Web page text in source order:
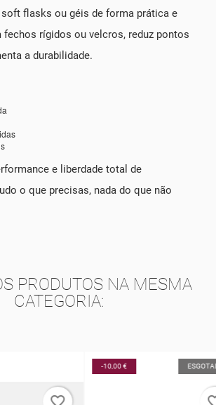
flasks ou géis de forma prática e
fechos rígidos ou velcros, reduz pontos
a durabilidade.
e liberdade total de
o que precisas, nada do que não
PRODUTOS NA MESMA
CATEGORIA:
-10,00 € ESGOTADO